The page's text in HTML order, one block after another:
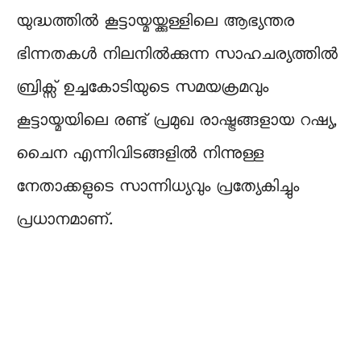
യുദ്ധത്തിൽ കൂട്ടായ്മയ്ക്കുള്ളിലെ ആഭ്യന്തര
ഭിന്നതകൾ നിലനിൽക്കുന്ന സാഹചര്യത്തിൽ
ബ്രിക്സ് ഉച്ചകോടിയുടെ സമയക്രമവും
കൂട്ടായ്മയിലെ രണ്ട് പ്രമുഖ രാഷ്ട്രങ്ങളായ റഷ്യ,
ചൈന എന്നിവിടങ്ങളിൽ നിന്നുള്ള
നേതാക്കളുടെ സാന്നിധ്യവും പ്രത്യേകിച്ചും
പ്രധാനമാണ്.